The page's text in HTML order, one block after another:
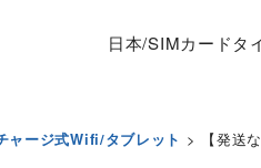
日本/SIMカードタ
ャージ式Wifi/タブレット > 【発送